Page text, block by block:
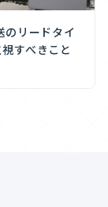
のリードタイ
すべきこと